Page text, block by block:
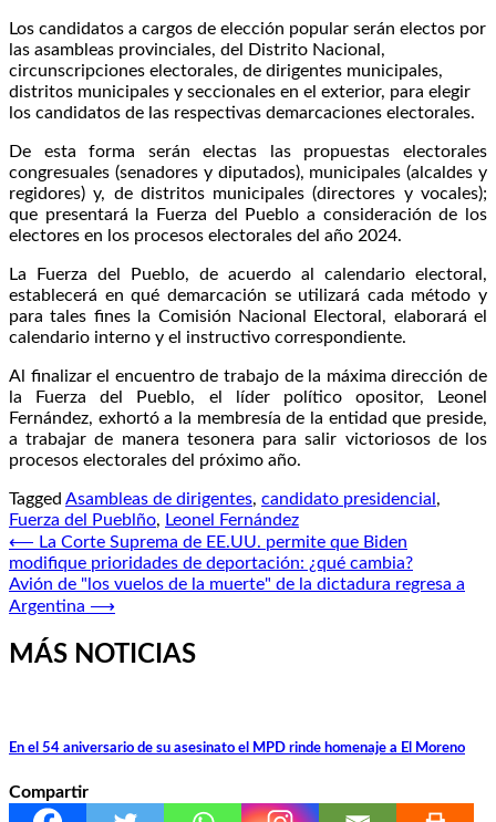
Los candidatos a cargos de elección popular serán electos por
las asambleas provinciales, del Distrito Nacional,
circunscripciones electorales, de dirigentes municipales,
distritos municipales y seccionales en el exterior, para elegir
los candidatos de las respectivas demarcaciones electorales.
De esta forma serán electas las propuestas electorales
congresuales (senadores y diputados), municipales (alcaldes y
regidores) y, de distritos municipales (directores y vocales);
que presentará la Fuerza del Pueblo a consideración de los
electores en los procesos electorales del año 2024.
La Fuerza del Pueblo, de acuerdo al calendario electoral,
establecerá en qué demarcación se utilizará cada método y
para tales fines la Comisión Nacional Electoral, elaborará el
calendario interno y el instructivo correspondiente.
Al finalizar el encuentro de trabajo de la máxima dirección de
la Fuerza del Pueblo, el líder político opositor, Leonel
Fernández, exhortó a la membresía de la entidad que preside,
a trabajar de manera tesonera para salir victoriosos de los
procesos electorales del próximo año.
Tagged Asambleas de dirigentes, candidato presidencial ,
Fuerza del Pueblño, Leonel Fernández
Navegación
de
entradas
⟵ La Corte Suprema de EE.UU. permite que Biden
modifique prioridades de deportación: ¿qué cambia?
Avión de "los vuelos de la muerte" de la dictadura regresa a
Argentina ⟶
MÁS NOTICIAS
En el 54 aniversario de su asesinato el MPD rinde homenaje a El Moreno
Compartir